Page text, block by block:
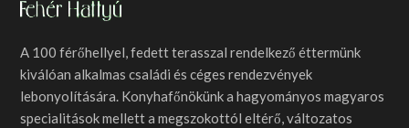
A 100 férőhellyel, fedett terasszal rendelkező éttermünk
kiválóan alkalmas családi és céges rendezvények
lebonyolítására. Konyhafőnökünk a hagyományos magyaros
specialitások mellett a megszokottól eltérő, változatos